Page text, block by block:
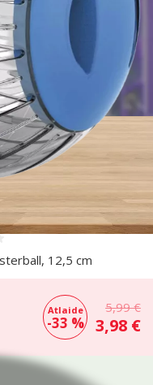
12,5 cm
Atlaide
-33 %
5,99 €
3,98 €